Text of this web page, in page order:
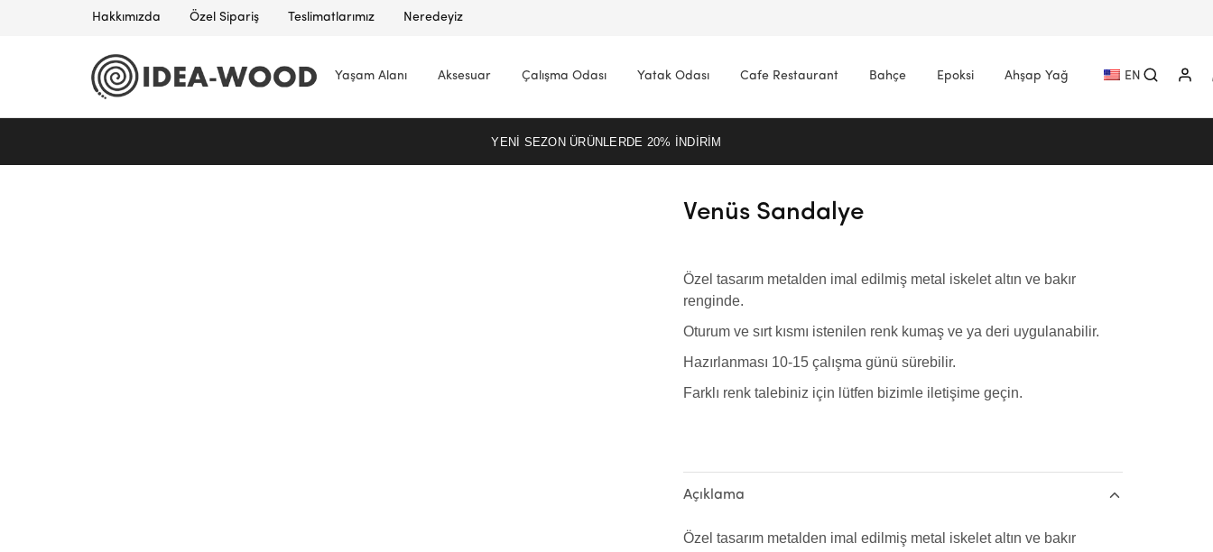
Hakkımızda Özel Sipariş Teslimatlarımız Neredeyiz
Idea
Wood
Yaşam Alanı Aksesuar Çalışma Odası Yatak Odası Cafe Restaurant Bahçe Epoksi Ahşap Yağ EN
YENI SEZON ÜRÜNLERDE 20% INDIRIM
Venüs Sandalye
Özel tasarım metalden imal edilmiş metal iskelet altın ve bakır
renginde.
Oturum ve sırt kısmı istenilen renk kumaş ve ya deri uygulanabilir.
Hazırlanması 10-15 çalışma günü sürebilir.
Farklı renk talebiniz için lütfen bizimle iletişime geçin.
Açıklama
Özel tasarım metalden imal edilmiş metal iskelet altın ve bakır